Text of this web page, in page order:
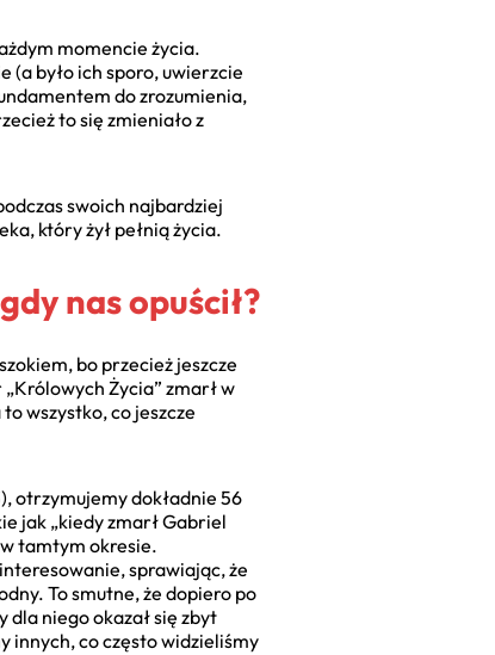
momencie życia.
(a było ich sporo, uwierzcie
do zrozumienia,
to się zmieniało z
swoich najbardziej
który żył pełnią życia.
nas opuścił?
bo przecież jeszcze
Życia” zmarł w
wszystko, co jeszcze
otrzymujemy dokładnie 56
jak „kiedy zmarł Gabriel
tamtym okresie.
sprawiając, że
To smutne, że dopiero po
niego okazał się zbyt
innych, co często widzieliśmy